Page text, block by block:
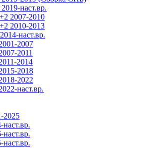
наст.вр.
2007-2010
2010-2013
наст.вр.
2007
2011
2014
2018
2022
наст.вр.
2025
наст.вр.
наст.вр.
наст.вр.